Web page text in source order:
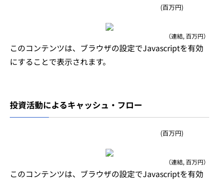
(百万円)
（連結, 百万円）
このコンテンツは、ブラウザの設定でJavascriptを有効
にすることで表示されます。
投資活動によるキャッシュ・フロー
(百万円)
（連結, 百万円）
このコンテンツは、ブラウザの設定でJavascriptを有効